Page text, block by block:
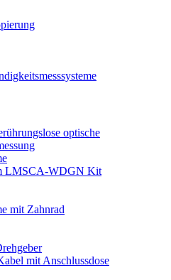
optische
LMSCA-WDGN Kit
mit Zahnrad
mit Anschlussdose